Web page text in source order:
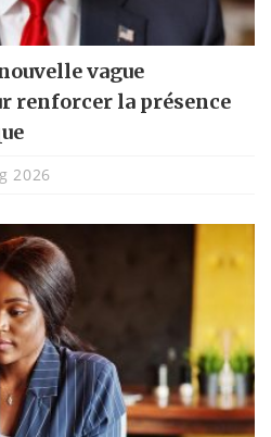
vague
renforcer la présence
2026